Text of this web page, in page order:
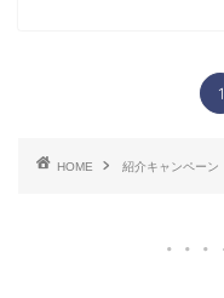
1
HOME 紹介キャンペーン